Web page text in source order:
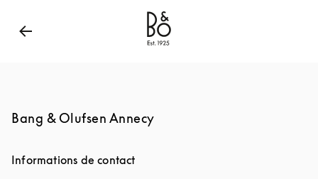
Bang & Olufsen - Exist to Create
Bang & Olufsen Annecy
Informations de contact